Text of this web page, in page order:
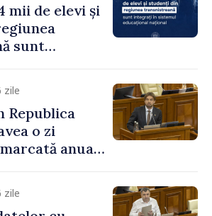
mii de elevi și
sunt
zile
Republica
o zi
anual
zile